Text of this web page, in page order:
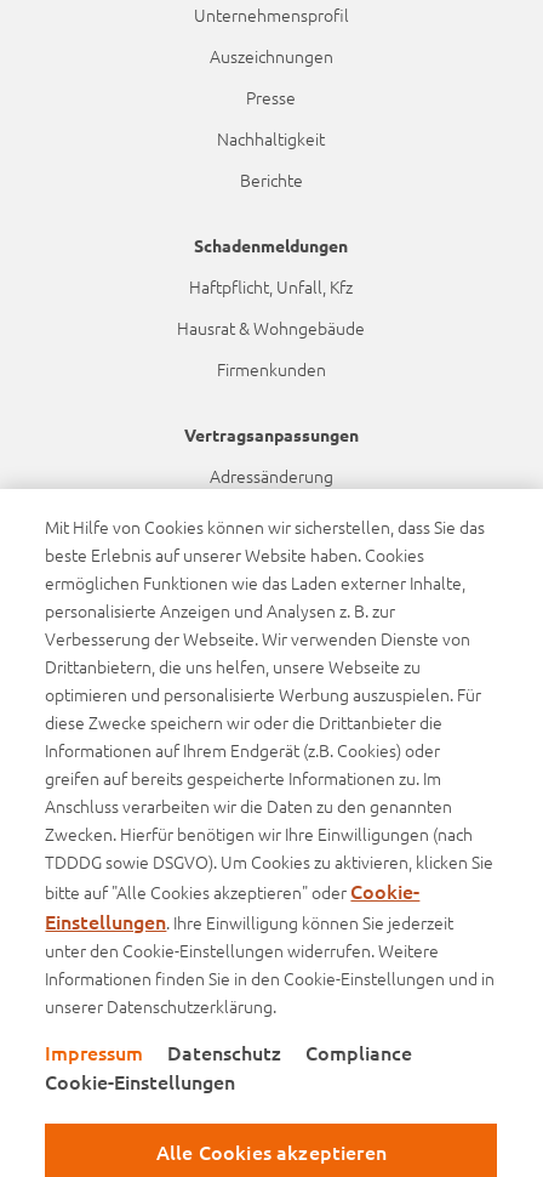
Unternehmensprofil
Auszeichnungen
Presse
Nachhaltigkeit
Berichte
Schadenmeldungen
Haftpflicht, Unfall, Kfz
Hausrat & Wohngebäude
Firmenkunden
Vertragsanpassungen
Adressänderung
Bankdatenänderung
Namensänderung
Dynamikanpassung
Barrierefreiheit
Barrierefreiheitserklärung
Infos
Basisinformationsblätter (BIB)
Produktinformationsblätter
Impressum
Datenschutz
Compliance
Cookie-Einstellungen
Besuchen Sie uns auf Facebook
Besuchen Sie uns auf Instagram
Besuchen Sie uns auf Xing
Besuchen Sie uns auf
Besuchen Sie uns
Mit Hilfe von Cookies können wir sicherstellen, dass Sie das
beste Erlebnis auf unserer Website haben. Cookies
ermöglichen Funktionen wie das Laden externer Inhalte,
personalisierte Anzeigen und Analysen z. B. zur
Verbesserung der Webseite. Wir verwenden Dienste von
Drittanbietern, die uns helfen, unsere Webseite zu
optimieren und personalisierte Werbung auszuspielen. Für
diese Zwecke speichern wir oder die Drittanbieter die
Informationen auf Ihrem Endgerät (z.B. Cookies) oder
greifen auf bereits gespeicherte Informationen zu. Im
Anschluss verarbeiten wir die Daten zu den genannten
Zwecken. Hierfür benötigen wir Ihre Einwilligungen (nach
TDDDG sowie DSGVO). Um Cookies zu aktivieren, klicken Sie
bitte auf "Alle Cookies akzeptieren" oder Cookie-
Einstellungen. Ihre Einwilligung können Sie jederzeit
unter den Cookie-Einstellungen widerrufen. Weitere
Informationen finden Sie in den Cookie-Einstellungen und in
unserer Datenschutzerklärung.
Impressum Datenschutz
Compliance
Cookie-Einstellungen
Alle Cookies akzeptieren